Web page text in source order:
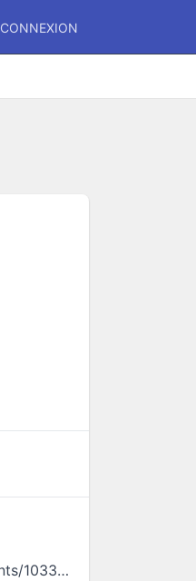
CONNEXION
https://www.facebook.com/events/1033198960160226